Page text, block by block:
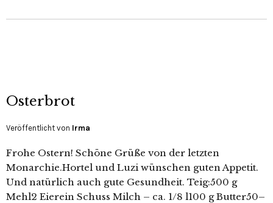
Osterbrot
Veröffentlicht von Irma
Frohe Ostern! Schöne Grüße von der letzten
Monarchie.Hortel und Luzi wünschen guten Appetit.
Und natürlich auch gute Gesundheit. Teig:500 g
Mehl2 Eierein Schuss Milch – ca. 1/8 l100 g Butter50–